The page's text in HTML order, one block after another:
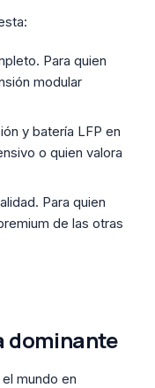
Para quien
modular
y batería LFP en
o quien valora
Para quien
de las otras
dominante
mundo en